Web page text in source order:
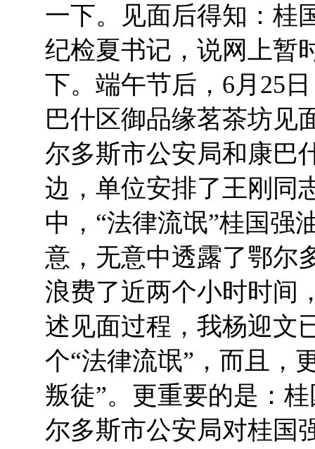
一下。见面后得知：桂
纪检夏书记，说网上暂
下。端午节后，6月25
巴什区御品缘茗茶坊见
尔多斯市公安局和康巴
边，单位安排了王刚同
中，“法律流氓”桂国强
意，无意中透露了鄂尔
浪费了近两个小时时间
述见面过程，我杨迎文
个“法律流氓”，而且，
叛徒”。更重要的是：
尔多斯市公安局对桂国